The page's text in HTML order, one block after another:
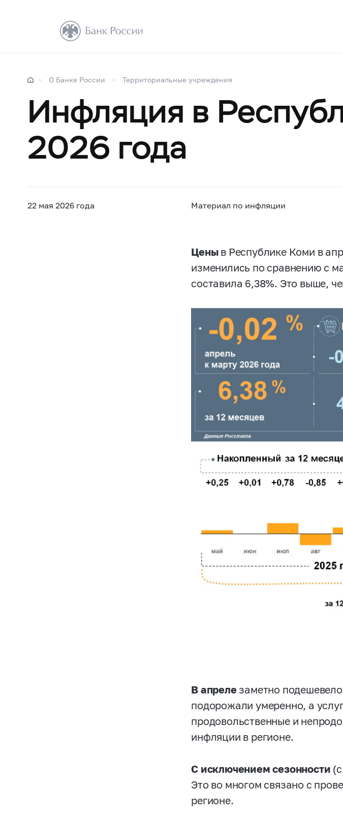
О Банке России Территориальные учреждения
Инфляция в
2026 года
22 мая 2026 года Материал по инфляции
Цены в Республике Коми в
изменились по сравнению с
составила 6,38%. Это выше,
В апреле заметно
подорожали умеренно, а
продовольственные и
инфляции в регионе.
С исключением сезонности
Это во многом связано с
регионе.